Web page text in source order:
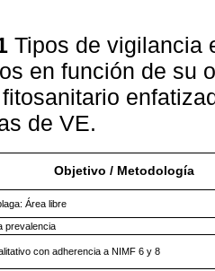
Tipos de vigilancia
en función de su
de VE.
Objetivo / Metodología
Área libre
prevalencia
con adherencia a NIMF 6 y 8